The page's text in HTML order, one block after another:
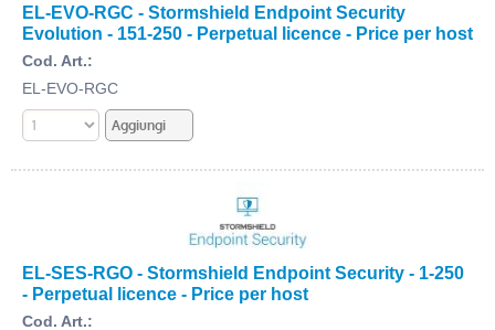
EL-EVO-RGC - Stormshield Endpoint Security
Evolution - 151-250 - Perpetual licence - Price per host
Cod. Art.:
EL-EVO-RGC
EL-SES-RGO - Stormshield Endpoint Security - 1-250
- Perpetual licence - Price per host
Cod. Art.: